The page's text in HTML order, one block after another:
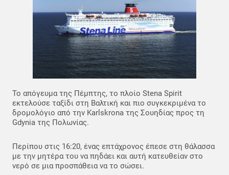
Το απόγευμα της Πέμπτης, το πλοίο Stena Spirit
εκτελούσε ταξίδι στη Βαλτική και πιο συγκεκριμένα το
δρομολόγιο από την Karlskrona της Σουηδίας προς τη
Gdynia της Πολωνίας.
Περίπου στις 16:20, ένας επτάχρονος έπεσε στη θάλασσα
με την μητέρα του να πηδάει και αυτή κατευθείαν στο
νερό σε μια προσπάθεια να το σώσει.